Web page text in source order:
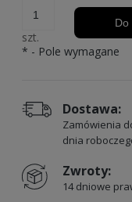
szt.
Do
* - Pole wymagane
Dostawa:
Zamówienia
dnia
Zwroty:
14 dniowe